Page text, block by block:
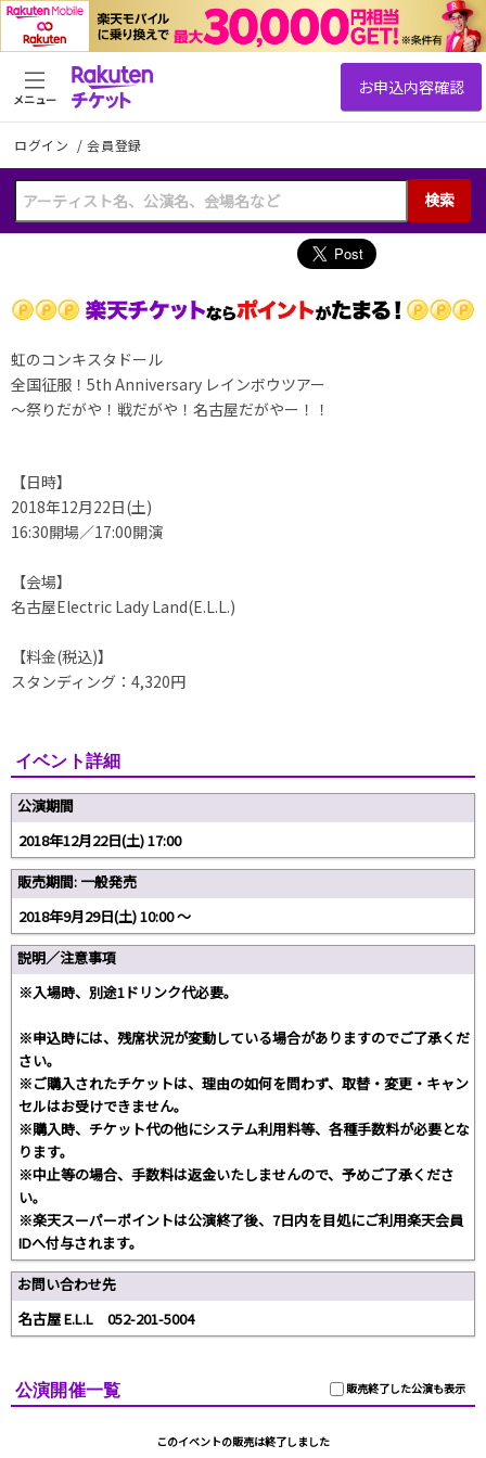
ログイン /会員登録
検索
メニュー
虹のコンキスタドール
全国征服！5th Anniversary レインボウツアー
〜祭りだがや！戦だがや！名古屋だがやー！！
【日時】
2018年12月22日(土)
16:30開場／17:00開演
【会場】
名古屋Electric Lady Land(E.L.L.)
【料金(税込)】
スタンディング：4,320円
イベント詳細
公演期間
2018年12月22日(土) 17:00
販売期間: 一般発売
2018年9月29日(土) 10:00 〜
説明／注意事項
※入場時、別途1ドリンク代必要。
※申込時には、残席状況が変動している場合がありますのでご了承くだ
さい。
※ご購入されたチケットは、理由の如何を問わず、取替・変更・キャン
セルはお受けできません。
※購入時、チケット代の他にシステム利用料等、各種手数料が必要とな
ります。
※中止等の場合、手数料は返金いたしませんので、予めご了承くださ
い。
※楽天スーパーポイントは公演終了後、7日内を目処にご利用楽天会員
IDへ付与されます。
お問い合わせ先
名古屋 E.L.L 052-201-5004
販売終了した公演も表示
公演開催一覧
このイベントの販売は終了しました